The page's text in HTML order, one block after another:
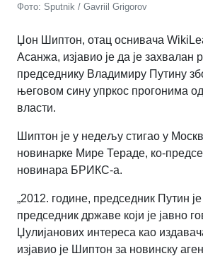
Фото: Sputnik / Gavriil Grigorov
Џон Шиптон, отац оснивача
Асанжа, изјавио је да је захвалан
председнику Владимиру Путину
његовом сину упркос прогонима
власти.
Шиптон је у недељу стигао у
новинарке Мире Тераде, ко-
новинара БРИКС-а.
„2012. године, председник Путин
председник државе који је јавно
Џулијанових интереса као
изјавио је Шиптон за новинску